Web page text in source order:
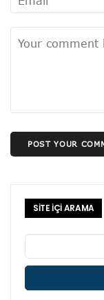
POST YOUR
SİTE İÇİ ARAMA